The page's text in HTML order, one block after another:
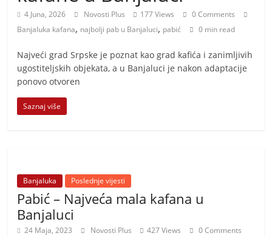
v
n
i
e
s
t
4 Juna, 2026 Novosti Plus 177 Views
0 Comments
Banjaluka kafana, najbolji pab u Banjaluci, pabić 0 min read
Najveći grad Srpske je poznat kao grad kafića i zanimljivih
ugostiteljskih objekata, a u Banjaluci je nakon adaptacije
ponovo otvoren
Saznaj više
Banjaluka Poslednje vijesti
Pabić – Najveća mala kafana u
Banjaluci
24 Maja, 2023 Novosti Plus 427 Views
0 Comments